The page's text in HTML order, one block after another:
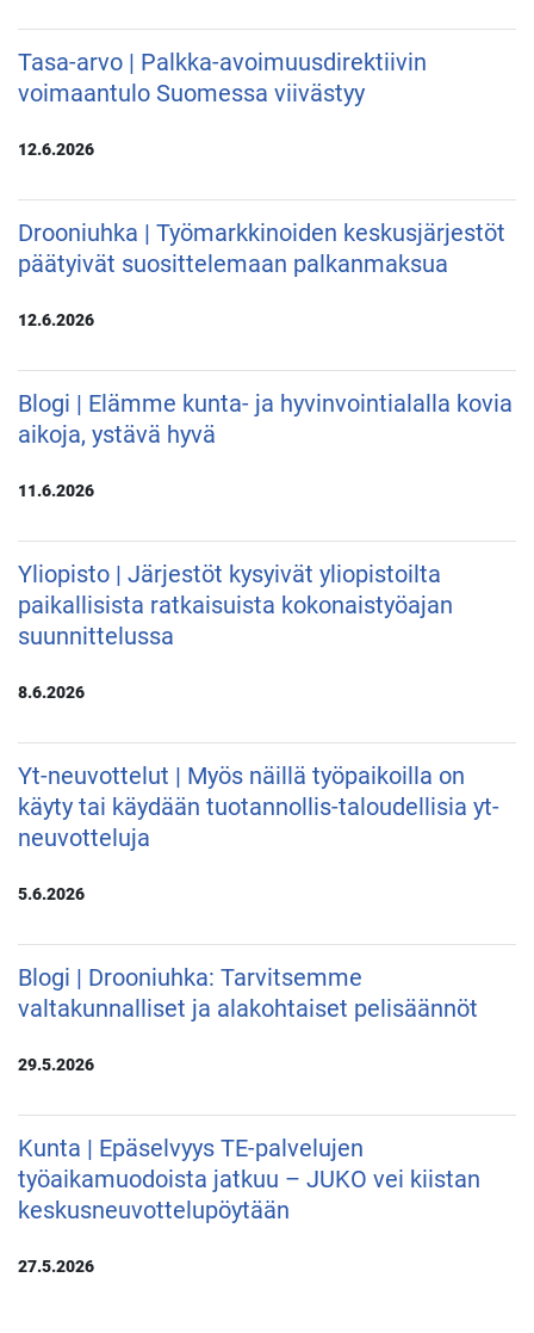
Tasa-arvo | Palkka-avoimuusdirektiivin
voimaantulo Suomessa viivästyy
12.6.2026
Drooniuhka | Työmarkkinoiden keskusjärjestöt
päätyivät suosittelemaan palkanmaksua
12.6.2026
Blogi | Elämme kunta- ja hyvinvointialalla kovia
aikoja, ystävä hyvä
11.6.2026
Yliopisto | Järjestöt kysyivät yliopistoilta
paikallisista ratkaisuista kokonaistyöajan
suunnittelussa
8.6.2026
Yt-neuvottelut | Myös näillä työpaikoilla on
käyty tai käydään tuotannollis-taloudellisia yt-
neuvotteluja
5.6.2026
Blogi | Drooniuhka: Tarvitsemme
valtakunnalliset ja alakohtaiset pelisäännöt
29.5.2026
Kunta | Epäselvyys TE-palvelujen
työaikamuodoista jatkuu – JUKO vei kiistan
keskusneuvottelupöytään
27.5.2026